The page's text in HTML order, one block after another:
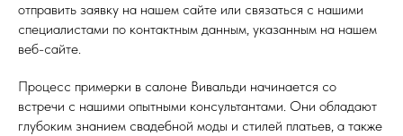
отправить заявку на нашем сайте или связаться с нашими
специалистами по контактным данным, указанным на нашем
веб-сайте.
Процесс примерки в салоне Вивальди начинается со
встречи с нашими опытными консультантами. Они обладают
глубоким знанием свадебной моды и стилей платьев, а также